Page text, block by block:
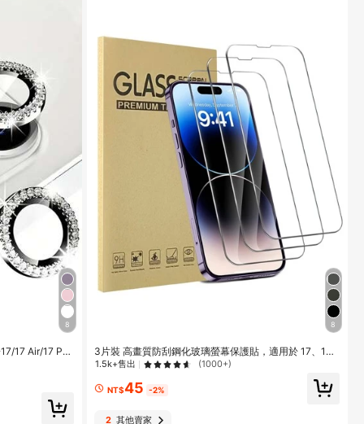
8
17 Air/17 Pr
8
3片裝 高畫質防刮鋼化玻璃螢幕保護貼，適用於 17、17
Pro、17 Pro Max、16 Pro Max、16、16 Pro、16 Plu
1.5k+售出 (1000+)
NT$45 -2%
2其他賣家